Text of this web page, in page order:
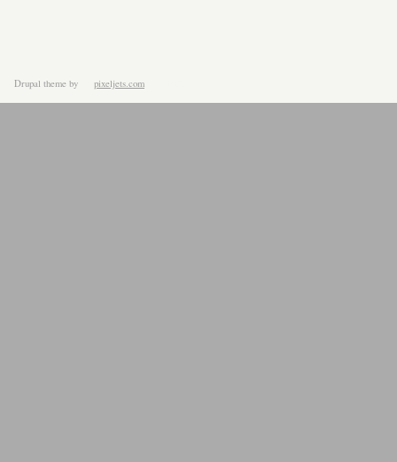
Drupal theme by pixeljets.com